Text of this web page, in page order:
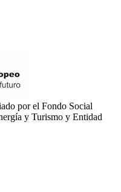
por el Fondo Social
y Turismo y Entidad